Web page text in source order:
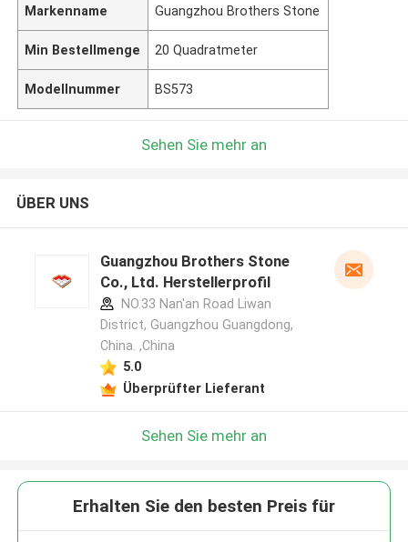
Markenname Guangzhou Brothers Stone
Min Bestellmenge 20 Quadratmeter
Modellnummer BS573
Sehen Sie mehr an
ÜBER UNS
Guangzhou Brothers Stone
Co., Ltd. Herstellerprofil
NO.33 Nan'an Road Liwan
District, Guangzhou Guangdong,
China. ,China
5.0
Überprüfter Lieferant
Sehen Sie mehr an
Erhalten Sie den besten Preis für